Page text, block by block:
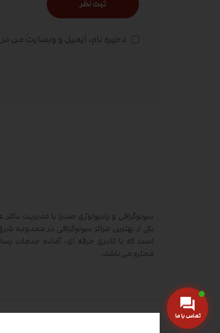
ذخیره نام، ایمیل و وبسایت من در
سونوگرافی و رادیولوژی صدرا با مدیریت دکتر
یکی از بهترین مراکز سونوگرافی در محدوده
است که با کادری حرفه ای، آماده خدمات
محترم می باشد.
تماس با ما